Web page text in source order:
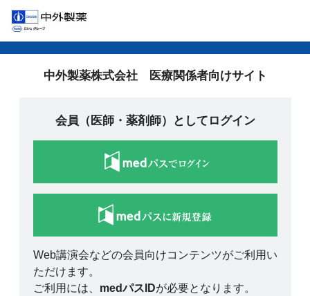
中外製薬株式会社 医療関係者向けサイト
会員（医師・薬剤師）としてログイン
Web講演会などの会員向けコンテンツがご利用い
ただけます。
ご利用には、 medパスIDが必要となります。